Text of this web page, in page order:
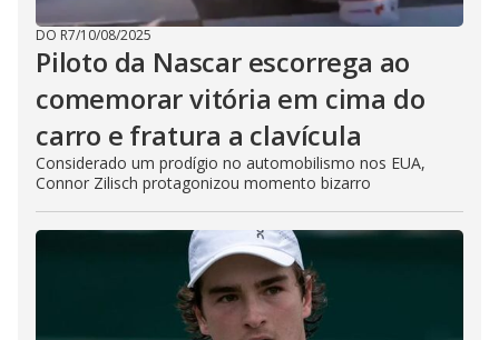
DO R7/10/08/2025
Piloto da Nascar escorrega ao
comemorar vitória em cima do
carro e fratura a clavícula
Considerado um prodígio no automobilismo nos EUA,
Connor Zilisch protagonizou momento bizarro